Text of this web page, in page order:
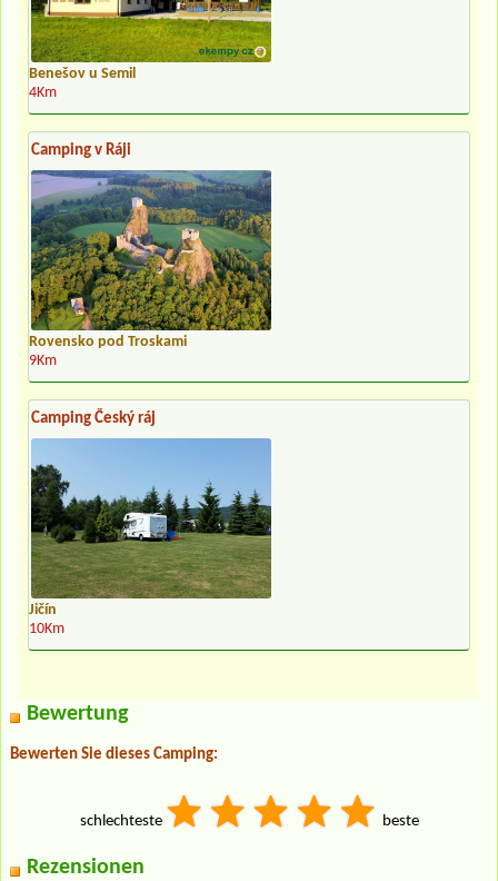
Benešov u Semil
4Km
Camping v Ráji
Rovensko pod Troskami
9Km
Camping Český ráj
Jičín
10Km
Bewertung
Bewerten Sie dieses Camping:
schlechteste beste
Rezensionen